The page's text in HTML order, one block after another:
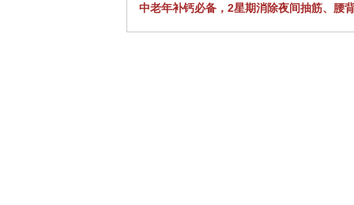
中老年补钙必备，2星期消除夜间抽筋、腰